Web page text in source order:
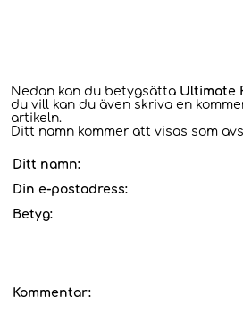
Nedan kan du betygsätta Ultimate
du vill kan du även skriva en
artikeln.
Ditt namn kommer att visas som
Ditt namn:
Din e-postadress:
Betyg:
Kommentar: